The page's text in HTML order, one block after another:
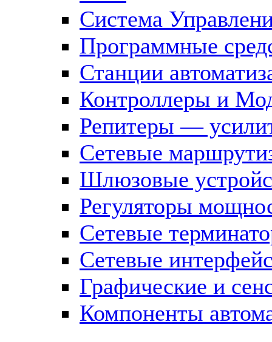
Система
Программные
Станции
Контроллеры и
Репитеры —
Сетевые
Шлюзовые
Регуляторы
Сетевые
Сетевые
Графические и
Компоненты